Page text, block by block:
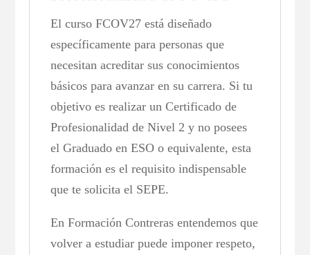
El curso FCOV27 está diseñado
específicamente para personas que
necesitan acreditar sus conocimientos
básicos para avanzar en su carrera. Si tu
objetivo es realizar un Certificado de
Profesionalidad de Nivel 2 y no posees
el Graduado en ESO o equivalente, esta
formación es el requisito indispensable
que te solicita el SEPE.
En Formación Contreras entendemos que
volver a estudiar puede imponer respeto,